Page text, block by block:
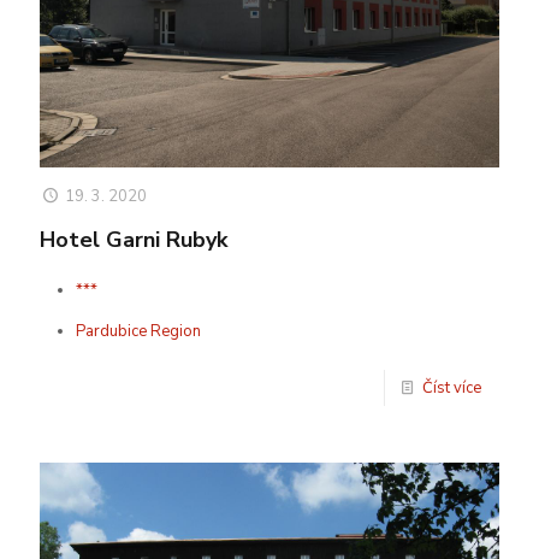
19. 3. 2020
Hotel Garni Rubyk
***
Pardubice Region
Číst více